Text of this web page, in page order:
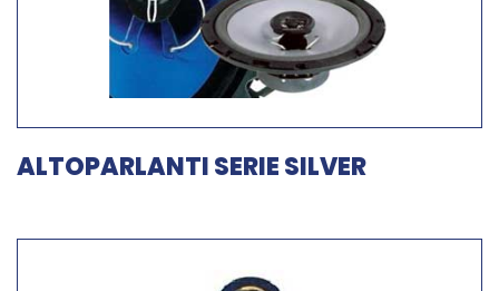
ALTOPARLANTI SERIE SILVER